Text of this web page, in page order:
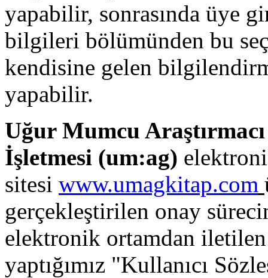
yapabilir, sonrasında üye
bilgileri bölümünden bu
kendisine gelen
yapabilir.
Uğur Mumcu
İşletmesi (um:ag)
sitesi www.umagkitap.com
gerçekleştirilen onay
elektronik ortamdan
yaptığımız "Kullanıcı